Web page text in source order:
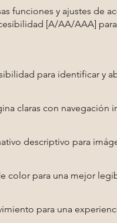
funciones y ajustes de
[A/AA/AAA]
para identificar y
claras con navegación
descriptivo para
color para una mejor
para una